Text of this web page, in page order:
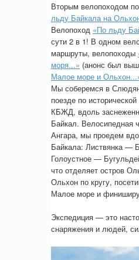
Вторым велопоходом
льду Байкала на
Велопоход «По льду
сути 2 в 1! В одном
маршруты, велопоходы
моря...» (анонс был
Малое море и
Мы соберемся в
поезде по
КБЖД, вдоль
Байкал. Велосипедная
Ангара, мы проедем
Байкала: Листвянка
Голоустное —
что отделяет остров
Ольхон по кругу,
Малое море и
Экспедиция — это
снаряжения и людей,